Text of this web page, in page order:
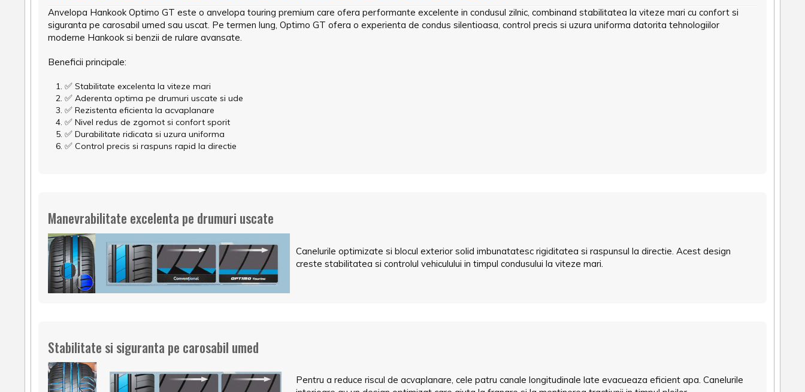
Anvelopa Hankook Optimo GT este o anvelopa touring premium care ofera performante excelente in condusul zilnic, combinand stabilitatea la viteze mari cu confort si
siguranta pe carosabil umed sau uscat. Pe termen lung, Optimo GT ofera o experienta de condus silentioasa, control precis si uzura uniforma datorita tehnologiilor
moderne Hankook si benzii de rulare avansate.
Beneficii principale:
✅ Stabilitate excelenta la viteze mari
✅ Aderenta optima pe drumuri uscate si ude
✅ Rezistenta eficienta la acvaplanare
✅ Nivel redus de zgomot si confort sporit
✅ Durabilitate ridicata si uzura uniforma
✅ Control precis si raspuns rapid la directie
Manevrabilitate excelenta pe drumuri uscate
Canelurile optimizate si blocul exterior solid imbunatatesc rigiditatea si raspunsul la directie. Acest design
creste stabilitatea si controlul vehiculului in timpul condusului la viteze mari.
Stabilitate si siguranta pe carosabil umed
Pentru a reduce riscul de acvaplanare, cele patru canale longitudinale late evacueaza eficient apa. Canelurile